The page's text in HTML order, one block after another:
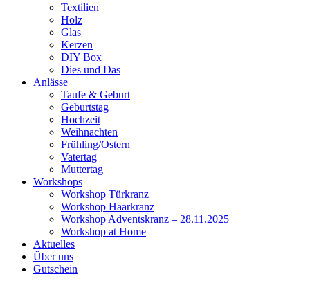
Textilien
Holz
Glas
Kerzen
DIY Box
Dies und Das
Anlässe
Taufe & Geburt
Geburtstag
Hochzeit
Weihnachten
Frühling/Ostern
Vatertag
Muttertag
Workshops
Workshop Türkranz
Workshop Haarkranz
Workshop Adventskranz – 28.11.2025
Workshop at Home
Aktuelles
Über uns
Gutschein